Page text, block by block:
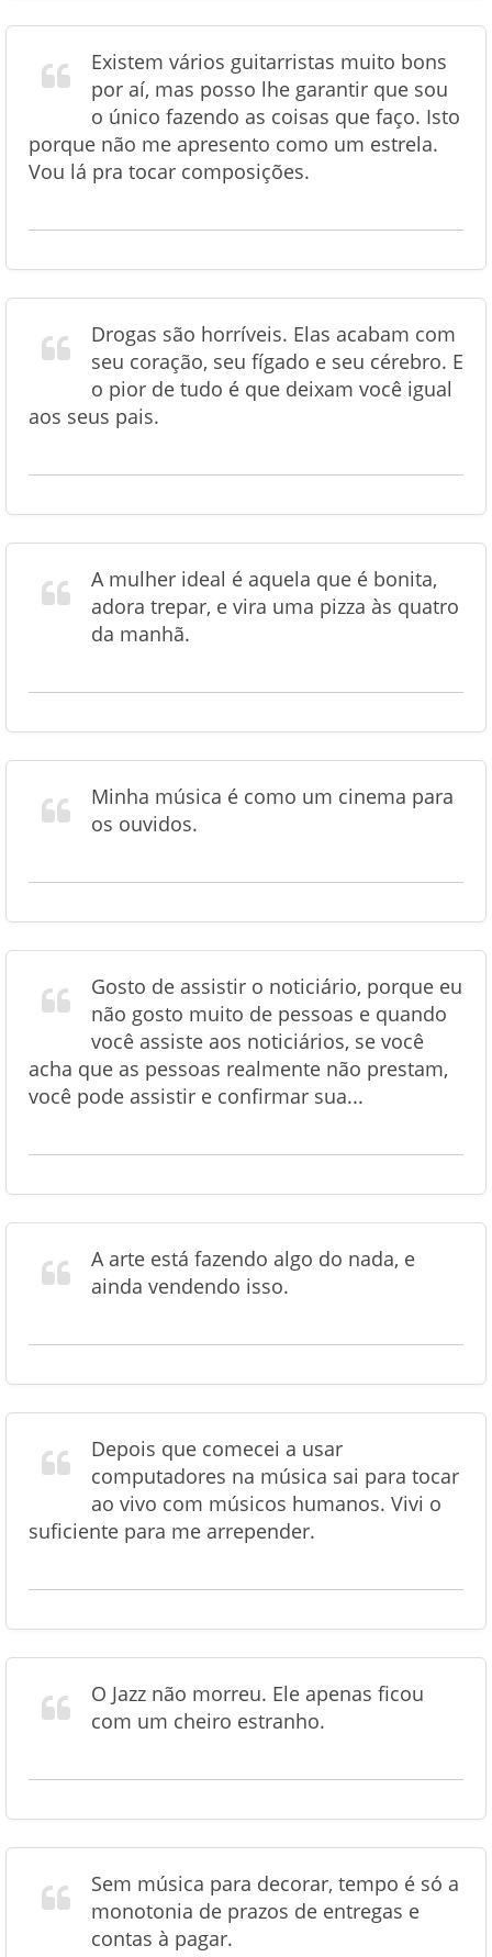
Existem vários guitarristas muito bons
por aí, mas posso lhe garantir que sou
o único fazendo as coisas que faço. Isto
porque não me apresento como um estrela.
Vou lá pra tocar composições.
Drogas são horríveis. Elas acabam com
seu coração, seu fígado e seu cérebro. E
o pior de tudo é que deixam você igual
aos seus pais.
A mulher ideal é aquela que é bonita,
adora trepar, e vira uma pizza às quatro
da manhã.
Minha música é como um cinema para
os ouvidos.
Gosto de assistir o noticiário, porque eu
não gosto muito de pessoas e quando
você assiste aos noticiários, se você
acha que as pessoas realmente não prestam,
você pode assistir e confirmar sua...
A arte está fazendo algo do nada, e
ainda vendendo isso.
Depois que comecei a usar
computadores na música sai para tocar
ao vivo com músicos humanos. Vivi o
suficiente para me arrepender.
O Jazz não morreu. Ele apenas ficou
com um cheiro estranho.
Sem música para decorar, tempo é só a
monotonia de prazos de entregas e
contas à pagar.